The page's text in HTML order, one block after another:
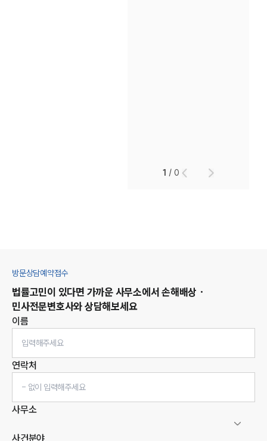
1 /0
방문상담예약접수
법률고민이 있다면 가까운 사무소에서 손해배상 ·
민사전문변호사와 상담해보세요
이름
연락처
사무소
사건분야